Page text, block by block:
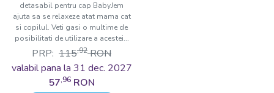
detasabil pentru cap BabyJem
ajuta sa se relaxeze atat mama cat
si copilul. Veti gasi o multime de
posibilitati de utilizare a acestei...
PRP: 115,92 RON
valabil pana la 31 dec. 2027
57,96 RON